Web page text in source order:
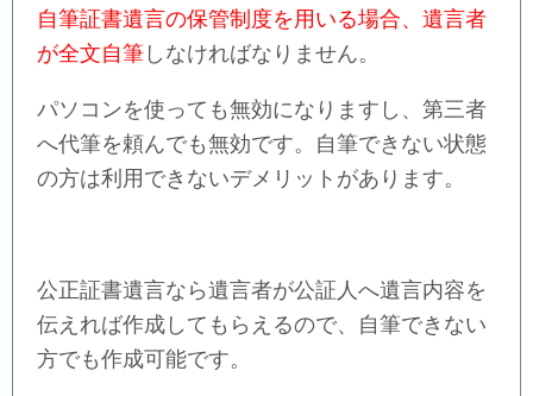
自筆証書遺言の保管制度を用いる場合、遺言者
が全文自筆しなければなりません。
パソコンを使っても無効になりますし、第三者
へ代筆を頼んでも無効です。自筆できない状態
の方は利用できないデメリットがあります。
公正証書遺言なら遺言者が公証人へ遺言内容を
伝えれば作成してもらえるので、自筆できない
方でも作成可能です。